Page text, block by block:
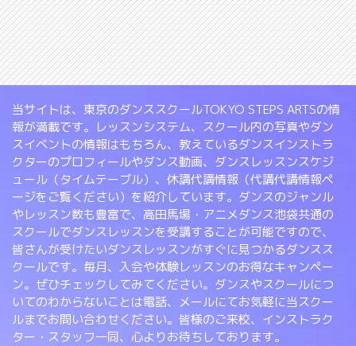
当サイトは、東京のダンススクールTOKYO STEPS ARTSの情
報が満載です。レッスンシステム、スクール内の写真やダン
スイベントの情報はもちろん、教えているダンスインストラ
クターのプロフィールやダンス動画、ダンスレッスンスケジ
ュール（タイムテーブル）、休講代講情報（代講代講情報ペ
ージをご覧ください）を紹介しています。ダンスのジャンル
やレッスン数も豊富で、高田馬場・アニメダンス池袋共通の
スクールでダンスレッスンを受講することが可能ですので、
皆さんが受けたいダンスレッスンがすぐに見つかるダンスス
クールです。毎月、入会や体験レッスンのお得なキャンペー
ン。ぜひチェックしてみてください。ダンスやスクールにつ
いてのわからないことは電話、メールにてお気軽に当スクー
ルまでお問い合わせください。皆様のご来校、インストラク
ター・スタッフ一同、心よりお待ちしております。